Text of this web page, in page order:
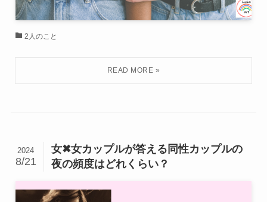
2人のこと
女✖女カップルが答える同性カップルの
夜の頻度はどれくらい？
2024
8/21